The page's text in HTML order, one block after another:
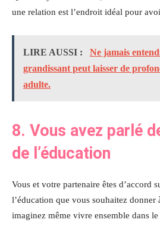
une relation est l’endroit idéal pour
LIRE AUSSI :
Ne jamais
grandissant peut laisser de
adulte.
8. Vous avez parlé
de l’éducation
Vous et votre partenaire êtes d’accord
l’éducation que vous souhaitez donner
imaginez même vivre ensemble dans